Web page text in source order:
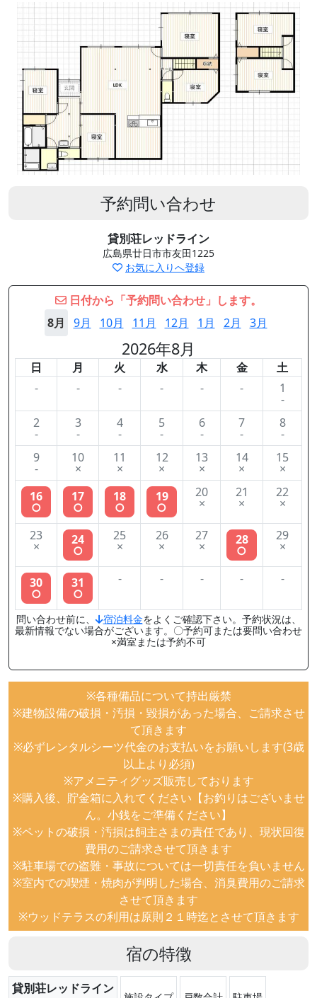
予約問い合わせ
貸別荘レッドライン
広島県廿日市市友田1225
お気に入りへ登録
日付から「予約問い合わせ」します。
8月
9月 10月 11月 12月 1月 2月 3月
2026年8月
日 月 火 水 木 金
土
-
- - - - - 1
-
2
-
3
-
4
-
5
-
6
-
7
-
8
-
9
-
10
×
11
×
12
×
13
×
14
×
15
×
16
○
17
○
18
○
19
○
20
×
21
×
22
×
23
× 24
○
25
×
26
×
27
× 28
○
29
×
30
○
31
○
- - - - -
問い合わせ前に、 宿泊料金をよくご確認下さい。予約状況は、
最新情報でない場合がございます。〇予約可または要問い合わせ
×満室または予約不可
※各種備品について持出厳禁
※建物設備の破損・汚損・毀損があった場合、ご請求させ
て頂きます
※必ずレンタルシーツ代金のお支払いをお願いします(3歳
以上より必須)
※アメニティグッズ販売しております
※購入後、貯金箱に入れてください【お釣りはございませ
ん。小銭をご準備ください】
※ペットの破損・汚損は飼主さまの責任であり、現状回復
費用のご請求させて頂きます
※駐車場での盗難・事故については一切責任を負いません
※室内での喫煙・焼肉が判明した場合、消臭費用のご請求
させて頂きます
※ウッドテラスの利用は原則２１時迄とさせて頂きます
宿の特徴
貸別荘レッドライン